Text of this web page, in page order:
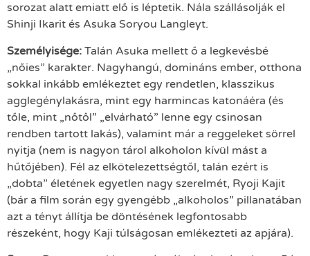
sorozat alatt emiatt elő is léptetik. Nála szállásolják el
Shinji Ikarit és Asuka Soryou Langleyt.
Személyisége: Talán Asuka mellett ő a legkevésbé
„nőies” karakter. Nagyhangú, domináns ember, otthona
sokkal inkább emlékeztet egy rendetlen, klasszikus
agglegénylakásra, mint egy harmincas katonáéra (és
tőle, mint „nőtől” „elvárható” lenne egy csinosan
rendben tartott lakás), valamint már a reggeleket sörrel
nyitja (nem is nagyon tárol alkoholon kívül mást a
hűtőjében). Fél az elkötelezettségtől, talán ezért is
„dobta” életének egyetlen nagy szerelmét, Ryoji Kajit
(bár a film során egy gyengébb „alkoholos” pillanatában
azt a tényt állítja be döntésének legfontosabb
részeként, hogy Kaji túlságosan emlékezteti az apjára).